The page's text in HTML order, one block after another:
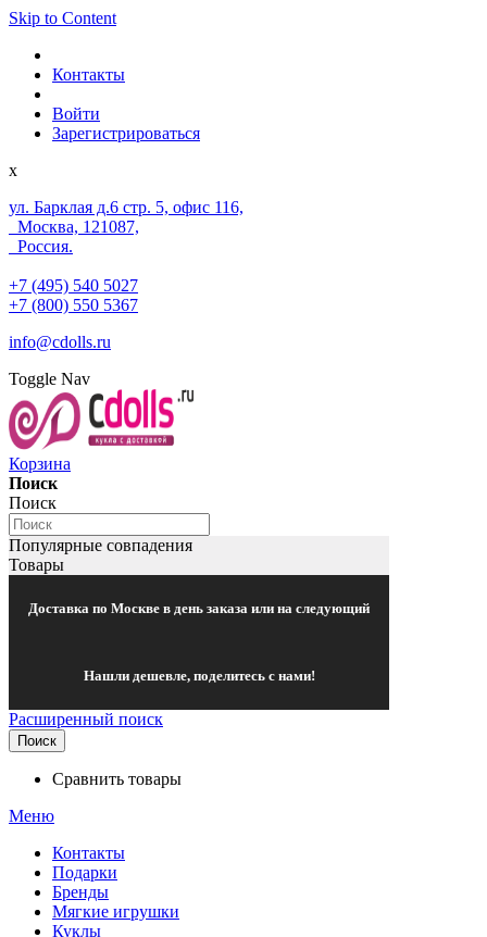
Skip to Content
Контакты
Войти
Зарегистрироваться
x
ул. Барклая д.6 стр. 5, офис 116,
Москва, 121087,
Россия.
+7 (495) 540 5027
+7 (800) 550 5367
info@cdolls.ru
Toggle Nav
Корзина
Поиск
Поиск
Популярные совпадения
Товары
Доставка по Москве в день заказа или на следующий
Нашли дешевле, поделитесь с нами!
Расширенный поиск
Поиск
Сравнить товары
Меню
Контакты
Подарки
Бренды
Мягкие игрушки
Куклы